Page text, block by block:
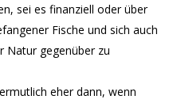
sei es finanziell oder über
Fische und sich auch
Natur gegenüber zu
eher dann, wenn